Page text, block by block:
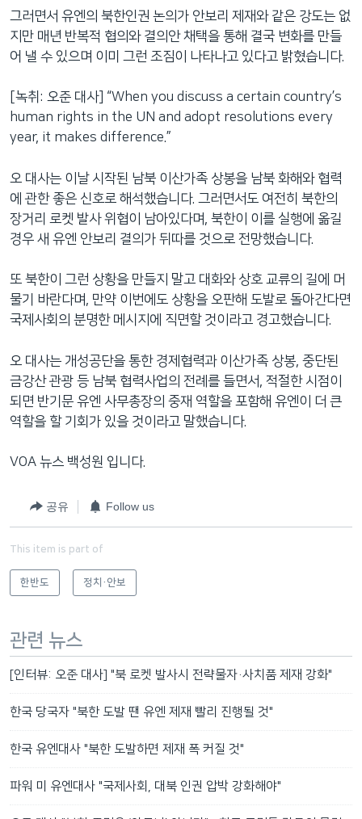
그러면서 유엔의 북한인권 논의가 안보리 제재와 같은 강도는 없
지만 매년 반복적 협의와 결의안 채택을 통해 결국 변화를 만들
어 낼 수 있으며 이미 그런 조짐이 나타나고 있다고 밝혔습니다.
[녹취: 오준 대사] “When you discuss a certain country’s
human rights in the UN and adopt resolutions every
year, it makes difference.”
오 대사는 이날 시작된 남북 이산가족 상봉을 남북 화해와 협력
에 관한 좋은 신호로 해석했습니다. 그러면서도 여전히 북한의
장거리 로켓 발사 위협이 남아있다며, 북한이 이를 실행에 옮길
경우 새 유엔 안보리 결의가 뒤따를 것으로 전망했습니다.
또 북한이 그런 상황을 만들지 말고 대화와 상호 교류의 길에 머
물기 바란다며, 만약 이번에도 상황을 오판해 도발로 돌아간다면
국제사회의 분명한 메시지에 직면할 것이라고 경고했습니다.
오 대사는 개성공단을 통한 경제협력과 이산가족 상봉, 중단된
금강산 관광 등 남북 협력사업의 전례를 들면서, 적절한 시점이
되면 반기문 유엔 사무총장의 중재 역할을 포함해 유엔이 더 큰
역할을 할 기회가 있을 것이라고 말했습니다.
VOA 뉴스 백성원 입니다.
공유 Follow us
This item is part of
한반도 정치·안보
관련 뉴스
[인터뷰: 오준 대사] "북 로켓 발사시 전략물자·사치품 제재 강화"
한국 당국자 "북한 도발 땐 유엔 제재 빨리 진행될 것"
한국 유엔대사 "북한 도발하면 제재 폭 커질 것"
파워 미 유엔대사 "국제사회, 대북 인권 압박 강화해야"